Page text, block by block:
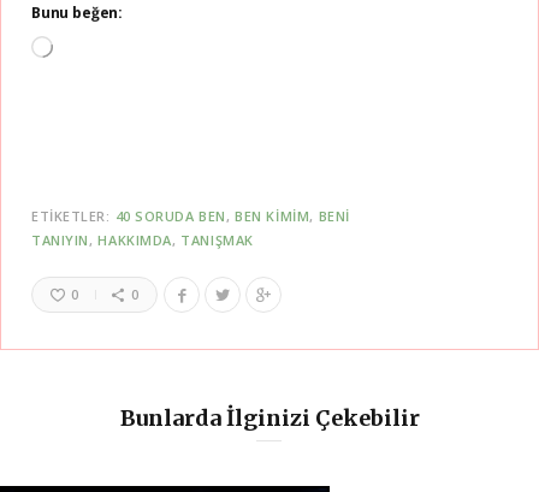
Bunu beğen:
Yükleniyor...
ETIKETLER: 40 SORUDA BEN BEN KIMIM BENI
TANIYIN
HAKKIMDA TANIŞMAK
0 0
Bunlarda İlginizi Çekebilir